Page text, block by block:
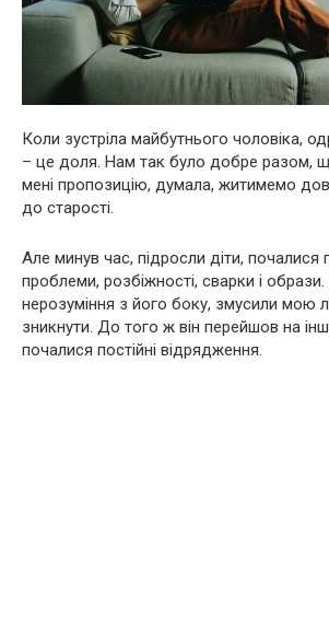
Коли зустріла майбутнього чоловіка,
– це доля. Нам так було добре разом,
мені пропозицію, думала, житимемо
до старості.
Але минув час, підросли діти, почалися
проблеми, розбіжності, сварки і образи.
нерозуміння з його боку, змусили мою
зникнути. До того ж він перейшов на
почалися постійні відрядження.